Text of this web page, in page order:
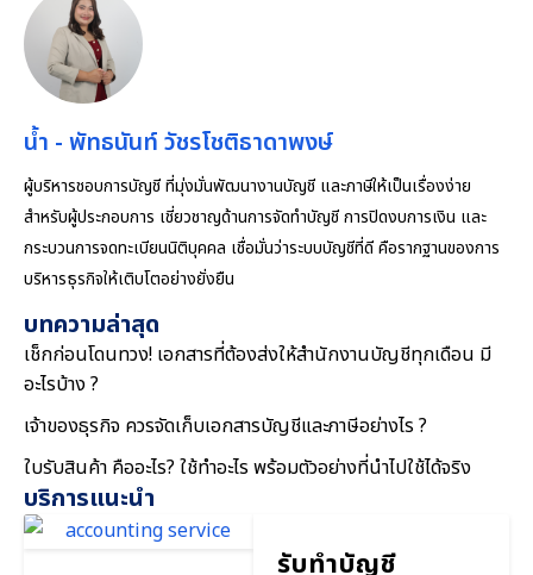
น้ำ - พัทธนันท์ วัชรโชติธาดาพงษ์
ผู้บริหารชอบการบัญชี ที่มุ่งมั่นพัฒนางานบัญชี และภาษีให้เป็นเรื่องง่าย
สำหรับผู้ประกอบการ เชี่ยวชาญด้านการจัดทำบัญชี การปิดงบการเงิน และ
กระบวนการจดทะเบียนนิติบุคคล เชื่อมั่นว่าระบบบัญชีที่ดี คือรากฐานของการ
บริหารธุรกิจให้เติบโตอย่างยั่งยืน
บทความล่าสุด
เช็กก่อนโดนทวง! เอกสารที่ต้องส่งให้สำนักงานบัญชีทุกเดือน มี
อะไรบ้าง ?
เจ้าของธุรกิจ ควรจัดเก็บเอกสารบัญชีและภาษีอย่างไร ?
ใบรับสินค้า คืออะไร? ใช้ทำอะไร พร้อมตัวอย่างที่นำไปใช้ได้จริง
บริการแนะนำ
รับทำบัญชี